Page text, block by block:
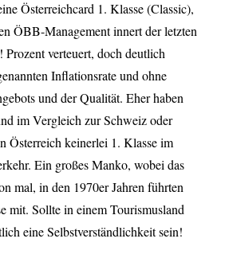
Österreichcard 1. Klasse (Classic),
ÖBB-Management innert der letzten
Prozent verteuert, doch deutlich
Inflationsrate und ohne
und der Qualität. Eher haben
im Vergleich zur Schweiz oder
Österreich keinerlei 1. Klasse im
Ein großes Manko, wobei das
mal, in den 1970er Jahren führten
mit. Sollte in einem Tourismusland
eine Selbstverständlichkeit sein!